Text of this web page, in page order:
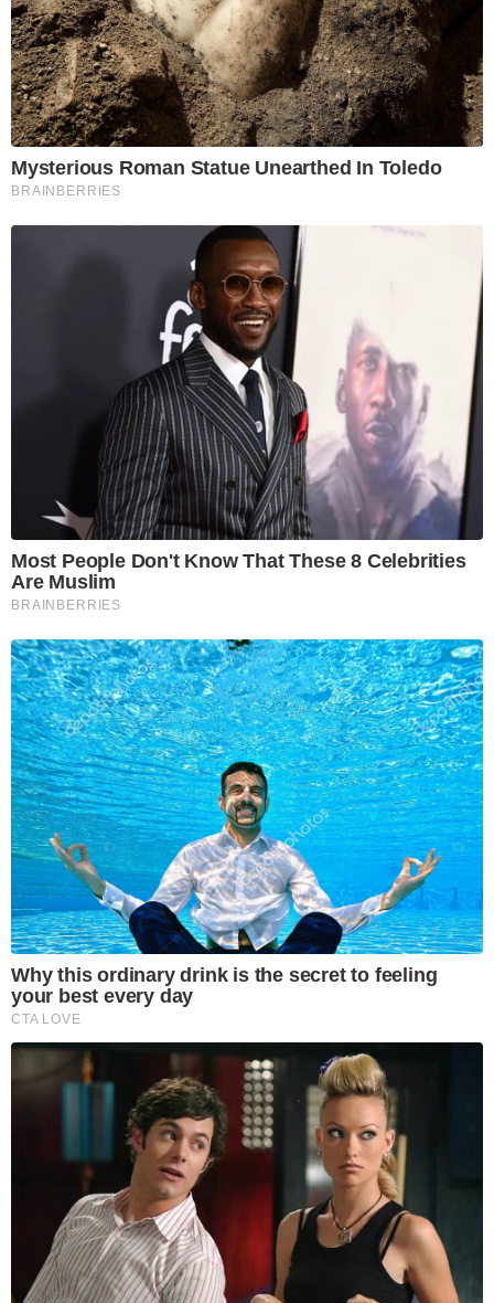
Mysterious Roman Statue Unearthed In Toledo
BRAINBERRIES
Most People Don't Know That These 8 Celebrities
Are Muslim
BRAINBERRIES
Why this ordinary drink is the secret to feeling
your best every day
CTA LOVE